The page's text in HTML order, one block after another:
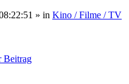
» in Kino / Filme / TV
Beitrag